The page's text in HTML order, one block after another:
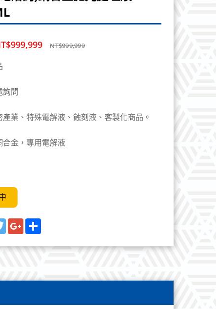
NT$999,999
問
業、特殊電解液、蝕刻液、客製化商品。
合金，專用電解液
TwitterGoogle+